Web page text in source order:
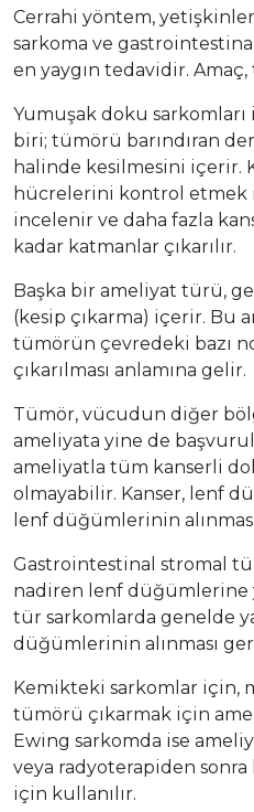
Cerrahi yöntem,
sarkoma ve
en yaygın tedavidir.
Yumuşak doku
biri; tümörü barındıran
halinde kesilmesini içerir.
hücrelerini kontrol etmek
incelenir ve daha fazla
kadar katmanlar çıkarılır.
Başka bir ameliyat türü,
(kesip çıkarma) içerir. Bu
tümörün çevredeki bazı
çıkarılması anlamına gelir.
Tümör, vücudun diğer
ameliyata yine de
ameliyatla tüm kanserli
olmayabilir. Kanser, lenf
lenf düğümlerinin
Gastrointestinal stromal
nadiren lenf düğümlerine
tür sarkomlarda genelde
düğümlerinin alınması
Kemikteki sarkomlar için,
tümörü çıkarmak için
Ewing sarkomda ise
veya radyoterapiden
için kullanılır.